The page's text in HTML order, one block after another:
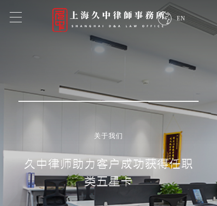
关于我们
久中律师助力客户成功获得任职
类五星卡
EN
探索我们的专业知识